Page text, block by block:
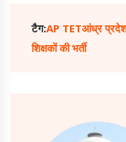
टैग:AP TETआंध्र प्रदेश
शिक्षकों की भर्ती